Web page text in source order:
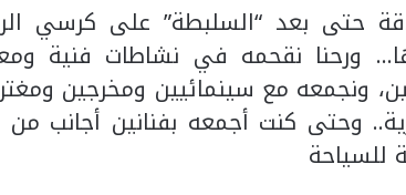
حتى بعد “السلبطة” على كرسي
ورحنا نقحمه في نشاطات فنية
ونجمعه مع سينمائيين ومخرجين
وحتى كنت أجمعه بفنانين أجانب من